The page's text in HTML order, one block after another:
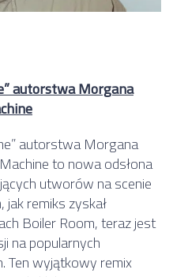
autorstwa Morgana
autorstwa Morgana
to nowa odsłona
utworów na scenie
remiks zyskał
Boiler Room, teraz jest
na popularnych
Ten wyjątkowy remix